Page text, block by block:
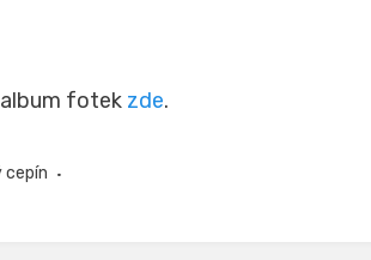
fotek zde.
cepín